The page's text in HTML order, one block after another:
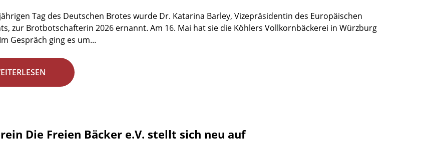
Tag des Deutschen Brotes wurde Dr. Katarina Barley, Vizepräsidentin des Europäischen
zur Brotbotschafterin 2026 ernannt. Am 16. Mai hat sie die Köhlers Vollkornbäckerei in Würzburg
Gespräch ging es um...
Die Freien Bäcker e.V. stellt sich neu auf